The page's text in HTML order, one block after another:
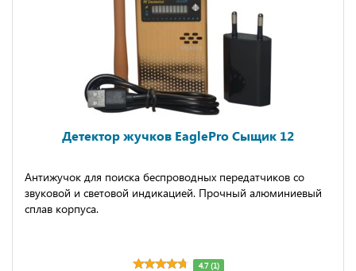
Детектор жучков EaglePro Сыщик 12
Антижучок для поиска беспроводных передатчиков со
звуковой и световой индикацией. Прочный алюминиевый
сплав корпуса.
4.7 (1)